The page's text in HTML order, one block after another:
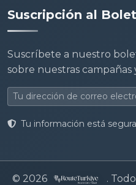
Suscripción al
Suscríbete a nuestro
sobre nuestras campañas
Tu información está
© 2026
.